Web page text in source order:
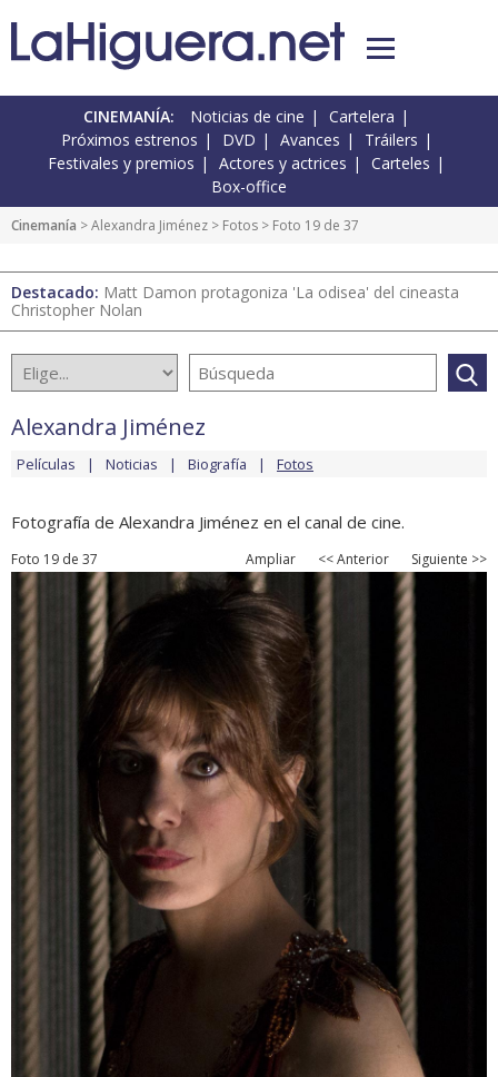
CINEMANÍA: Noticias de cine
Cartelera
Próximos estrenos
DVD Avances
Tráilers
Festivales y premios
Actores y actrices
Carteles
Box-office
Cinemanía >Alexandra Jiménez > Fotos > Foto 19 de 37
Destacado: Matt Damon protagoniza 'La odisea' del cineasta
Christopher Nolan
Alexandra Jiménez
Películas Noticias Biografía Fotos
Fotografía de Alexandra Jiménez en el canal de cine.
Foto 19 de 37 Ampliar << Anterior Siguiente >>